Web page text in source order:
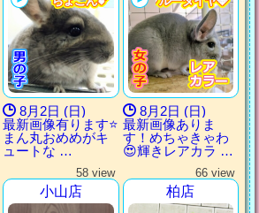
8月2日 (日)
最新画像有ります⭐️
まん丸おめめがキ
ュートな …
8月2日 (日)
最新画像ありま
す！めちゃきゃわ
😍輝きレアカラ …
58 view
小山店
66 view
柏店